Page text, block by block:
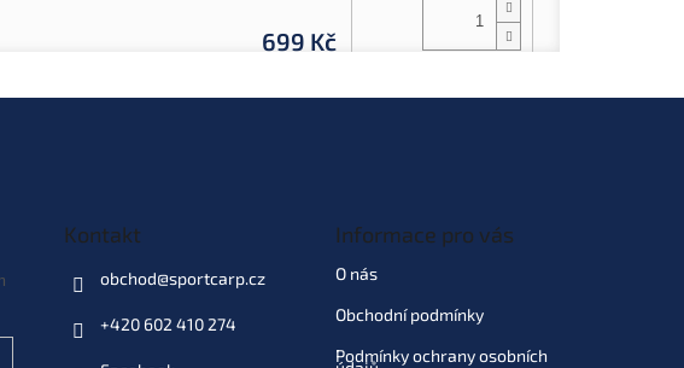
699 Kč
699 Kč
Kontakt
obchod@sportcarp.cz
+420 602 410 274
Informace pro vás
O nás
Obchodní podmínky
Podmínky ochrany osobních